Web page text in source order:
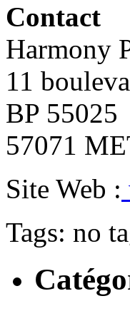
Contact
Harmony
11
BP 55025
57071
Site Web :
Tags: no